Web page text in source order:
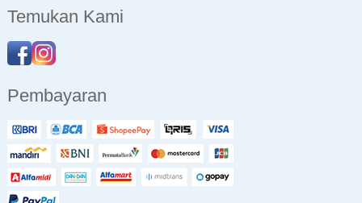
Temukan Kami
Pembayaran